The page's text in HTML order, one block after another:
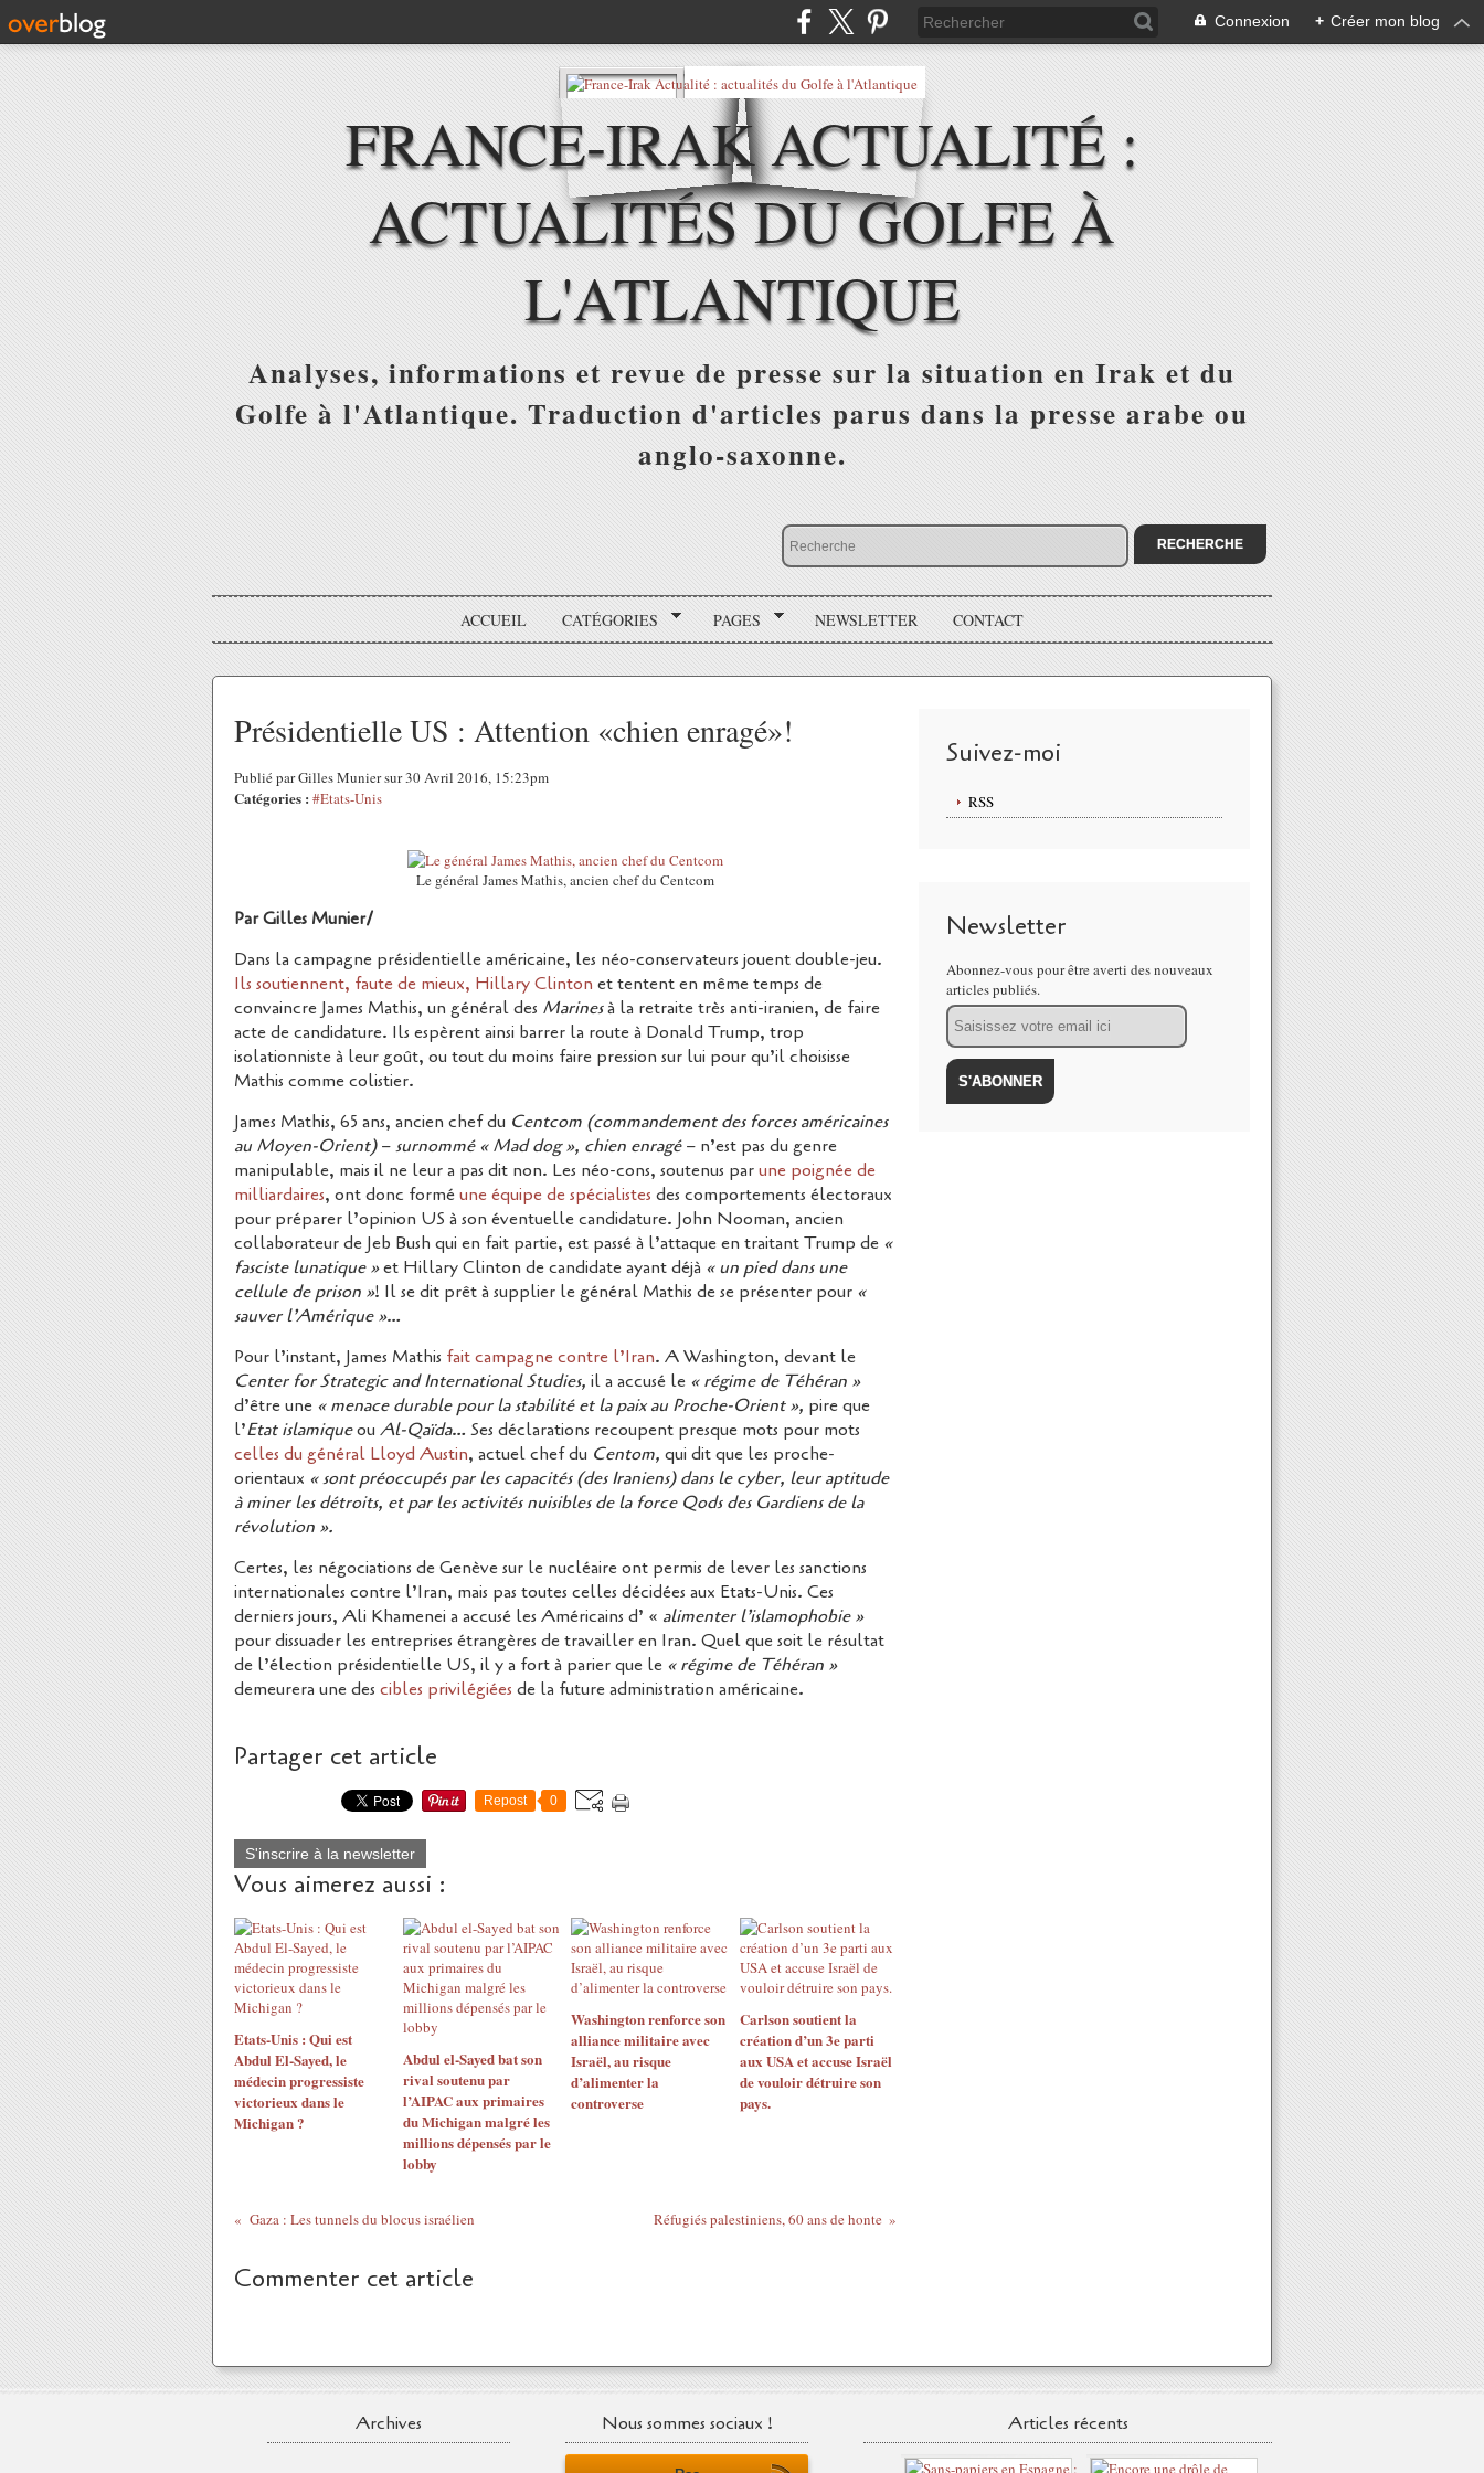
Connexion + Créer mon blog
FRANCE-IRAK ACTUALITÉ :
ACTUALITÉS DU GOLFE À
L'ATLANTIQUE
Analyses, informations et revue de presse sur la situation en Irak et du
Golfe à l'Atlantique. Traduction d'articles parus dans la presse arabe ou
anglo-saxonne.
ACCUEIL CATÉGORIES PAGES NEWSLETTER CONTACT
Présidentielle US : Attention «chien enragé»!
Publié par Gilles Munier sur 30 Avril 2016, 15:23pm
Catégories : #Etats-Unis
Le général James Mathis, ancien chef du Centcom
Par Gilles Munier/
Dans la campagne présidentielle américaine, les néo-conservateurs jouent double-jeu.
Ils soutiennent, faute de mieux, Hillary Clinton et tentent en même temps de
convaincre James Mathis, un général des Marinesà la retraite très anti-iranien, de faire
acte de candidature. Ils espèrent ainsi barrer la route à Donald Trump, trop
isolationniste à leur goût, ou tout du moins faire pression sur lui pour qu’il choisisse
Mathis comme colistier.
James Mathis, 65 ans, ancien chef du Centcom (commandement des forces américaines
au Moyen-Orient)–surnommé « Mad dog », chien enragé– n’est pas du genre
manipulable, mais il ne leur a pas dit non. Les néo-cons, soutenus parune poignée de
milliardaires, ont donc forméune équipe de spécialistes des comportements électoraux
pour préparer l’opinion US à son éventuelle candidature. John Nooman, ancien
collaborateur de Jeb Bush qui en fait partie, est passé à l’attaque en traitant Trump de «
fasciste lunatique »et Hillary Clinton de candidate ayant déjà « un pied dans une
cellule de prison »! Il se dit prêt à supplier le général Mathis de se présenter pour «
sauver l’Amérique »…
Pour l’instant, James Mathis fait campagne contre l’Iran. A Washington, devant le
Center for Strategic and International Studies, il a accusé le « régime de Téhéran »
d’être une « menace durable pour la stabilité et la paix au Proche-Orient », pire que
l’Etat islamiqueou Al-Qaïda… Ses déclarations recoupent presque mots pour mots
celles du général Lloyd Austin, actuel chef du Centom, qui dit que les proche-
orientaux « sont préoccupés par les capacités (des Iraniens) dans le cyber, leur aptitude
à miner les détroits, et par les activités nuisibles de la force Qods des Gardiens de la
révolution ».
Certes, les négociations de Genève sur le nucléaire ont permis de lever les sanctions
internationales contre l’Iran, mais pas toutes celles décidées aux Etats-Unis. Ces
derniers jours, Ali Khamenei a accusé les Américains d’ « alimenter l’islamophobie »
pour dissuader les entreprises étrangères de travailler en Iran. Quel que soit le résultat
de l’élection présidentielle US, il y a fort à parier que le « régime de Téhéran »
demeurera une des cibles privilégiées de la future administration américaine.
Partager cet article
Repost 0
S'inscrire à la newsletter
Vous aimerez aussi :
Etats-Unis : Qui est
Abdul El-Sayed, le
médecin progressiste
victorieux dans le
Michigan ?
Abdul el-Sayed bat son
rival soutenu par
l’AIPAC aux primaires
du Michigan malgré les
millions dépensés par le
lobby
Washington renforce son
alliance militaire avec
Israël, au risque
d’alimenter la
controverse
Carlson soutient la
création d’un 3e parti
aux USA et accuse Israël
de vouloir détruire son
pays.
Gaza : Les tunnels du blocus israélien Réfugiés palestiniens, 60 ans de honte
Commenter cet article
Suivez-moi
RSS
Newsletter
Abonnez-vous pour être averti des nouveaux
articles publiés.
Email
Archives Nous sommes sociaux ! Articles récents